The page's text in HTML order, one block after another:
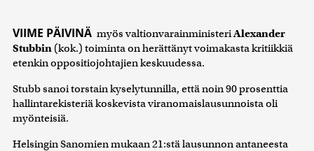
VIIME PÄIVINÄ myös valtionvarainministeriAlexander
Stubbin (kok.) toiminta on herättänyt voimakasta kritiikkiä
etenkin oppositiojohtajien keskuudessa.
Stubb sanoi torstain kyselytunnilla, että noin 90 prosenttia
hallintarekisteriä koskevista viranomaislausunnoista oli
myönteisiä.
Helsingin Sanomien mukaan 21:stä lausunnon antaneesta